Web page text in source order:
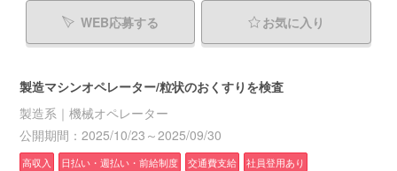
WEB応募する お気に入り
製造マシンオペレーター/粒状のおくすりを検査
製造系｜機械オペレーター
公開期間：2025/10/23～2025/09/30
高収入 日払い・週払い・前給制度 交通費支給
社員登用あり